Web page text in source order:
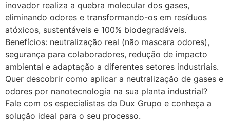
inovador realiza a quebra molecular dos gases,
eliminando odores e transformando-os em resíduos
atóxicos, sustentáveis e 100% biodegradáveis.
Benefícios: neutralização real (não mascara odores),
segurança para colaboradores, redução de impacto
ambiental e adaptação a diferentes setores industriais.
Quer descobrir como aplicar a neutralização de gases e
odores por nanotecnologia na sua planta industrial?
Fale com os especialistas da Dux Grupo e conheça a
solução ideal para o seu processo.